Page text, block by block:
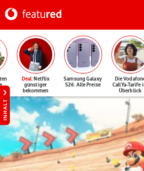
Deal: Netflix
günstiger
bekommen
Samsung Galaxy
S26: Alle Preise
Die
CallYa-Tarife
Überblick
INHALT